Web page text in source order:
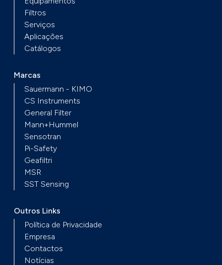
Filtros
Serviços
Aplicações
Catálogos
Marcas
Sauermann - KIMO
CS Instruments
General Filter
Mann+Hummel
Sensotran
Pi-Safety
Geafiltri
MSR
SST Sensing
Outros Links
Política de Privacidade
Empresa
Contactos
Notícias